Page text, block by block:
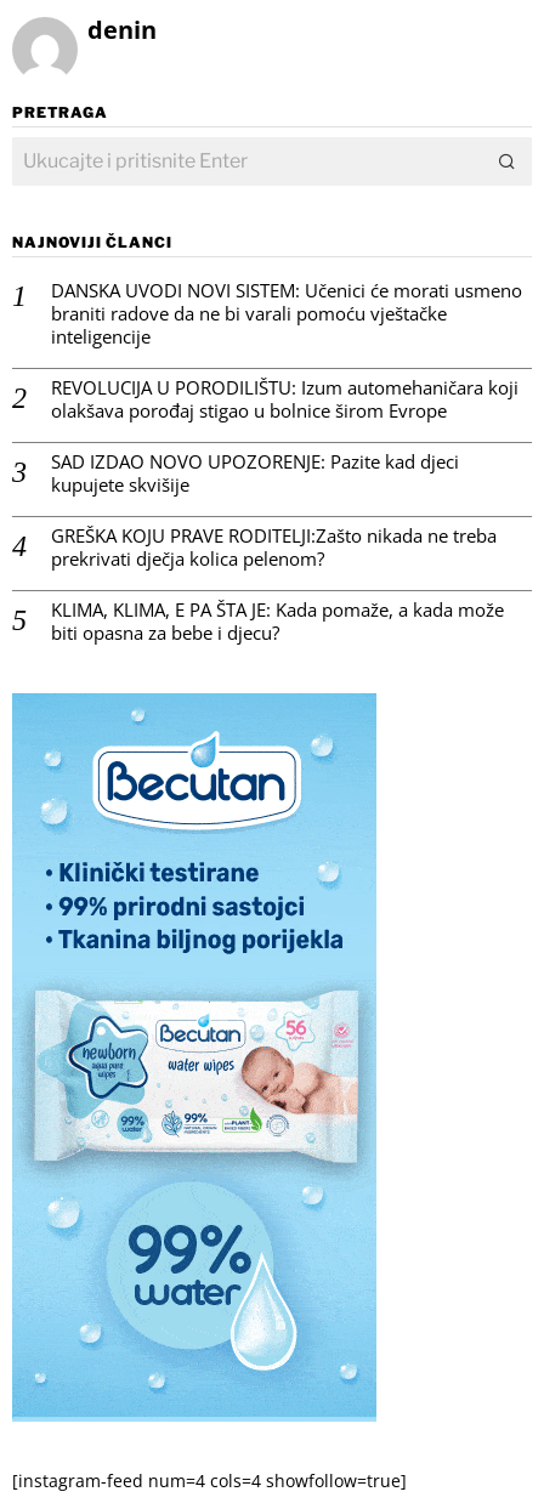
denin
PRETRAGA
NAJNOVIJI ČLANCI
DANSKA UVODI NOVI SISTEM: Učenici će morati usmeno
braniti radove da ne bi varali pomoću vještačke
inteligencije
REVOLUCIJA U PORODILIŠTU: Izum automehaničara koji
olakšava porođaj stigao u bolnice širom Evrope
SAD IZDAO NOVO UPOZORENJE: Pazite kad djeci
kupujete skvišije
GREŠKA KOJU PRAVE RODITELJI:Zašto nikada ne treba
prekrivati dječja kolica pelenom?
KLIMA, KLIMA, E PA ŠTA JE: Kada pomaže, a kada može
biti opasna za bebe i djecu?
[instagram-feed num=4 cols=4 showfollow=true]